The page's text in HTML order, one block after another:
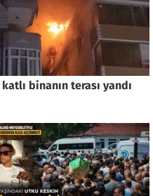
binanın terası yandı